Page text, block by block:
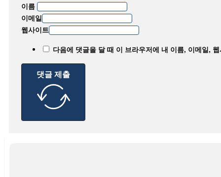
이름
이메일
웹사이트
다음에 댓글을 달 때 이 브라우저에 내 이름, 이메일,
댓글 제출